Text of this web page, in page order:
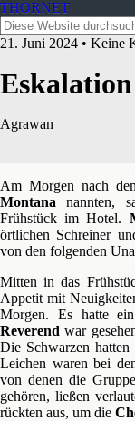
THORNET
21. Juni 2024 • Keine
Eskalation
Agrawan
Am Morgen nach
Montana nannten,
Frühstück im Hotel.
örtlichen Schreiner
von den folgenden
Mitten in das
Appetit mit
Morgen. Es hatte
Reverend war
Die Schwarzen
Leichen waren bei
von denen die
gehören, ließen
rückten aus, um die